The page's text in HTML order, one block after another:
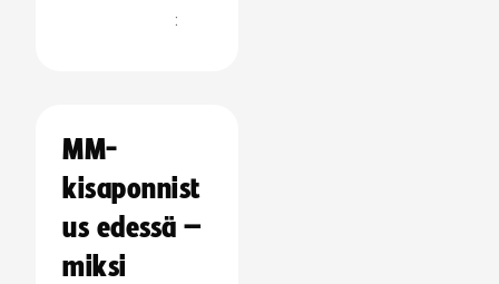
:
MM-
kisaponnist
us edessä –
miksi